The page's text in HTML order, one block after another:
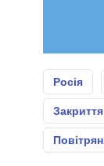
Росія